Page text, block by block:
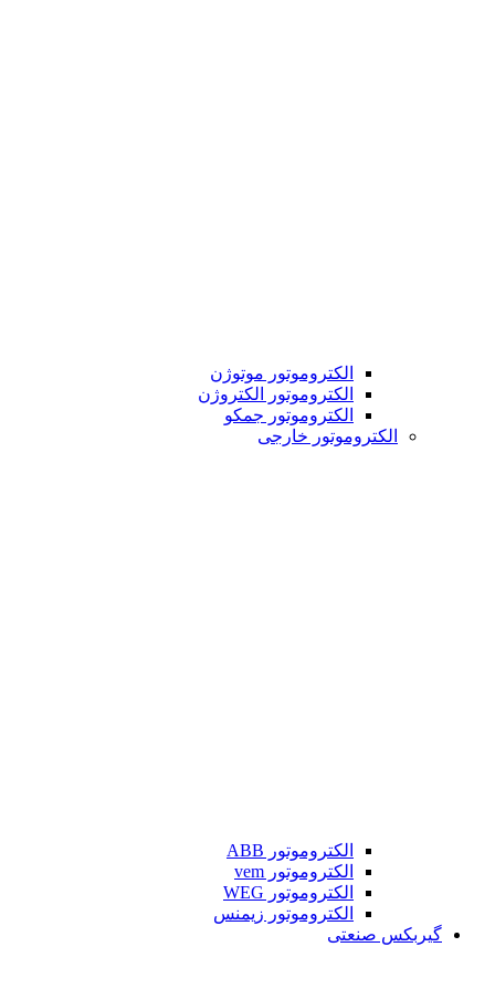
الکتروموتور موتوژن
الکتروموتور الکتروژن
الکتروموتور جمکو
الکتروموتور خارجی
الکتروموتور ABB
الکتروموتور vem
الکتروموتور WEG
الکتروموتور زیمنس
گیربکس صنعتی